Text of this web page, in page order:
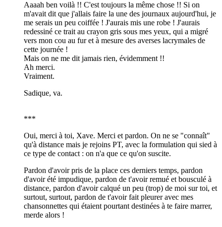
Aaaah ben voilà !! C'est toujours la même chose !! Si on
m'avait dit que j'allais faire la une des journaux aujourd'hui, je
me serais un peu coiffée ! J'aurais mis une robe ! J'aurais
redessiné ce trait au crayon gris sous mes yeux, qui a migré
vers mon cou au fur et à mesure des averses lacrymales de
cette journée !
Mais on ne me dit jamais rien, évidemment !!
Ah merci.
Vraiment.
Sadique, va.
***
Oui, merci à toi, Xave. Merci et pardon. On ne se "connaît"
qu'à distance mais je rejoins PT, avec la formulation qui sied à
ce type de contact : on n'a que ce qu'on suscite.
Pardon d'avoir pris de la place ces derniers temps, pardon
d'avoir été impudique, pardon de t'avoir remué et bousculé à
distance, pardon d'avoir calqué un peu (trop) de moi sur toi, et
surtout, surtout, pardon de t'avoir fait pleurer avec mes
chansonnettes qui étaient pourtant destinées à te faire marrer,
merde alors !